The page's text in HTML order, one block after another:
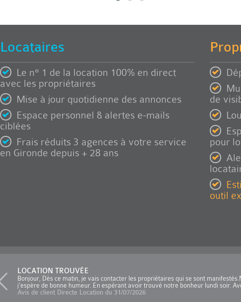
Locataires
Le n° 1 de la location 100% en direct
avec les propriétaires
Mise à jour quotidienne des annonces
Espace personnel & alertes e-mails
ciblées
Frais réduits 3 agences à votre service
en Gironde depuis + 28 ans
de
pour
outil
LOCATION TROUVÉE
Bonjour, Dès ce matin, je vais contacter les propriétaires qui se sont
j'espère de bonne humeur. En espérant avoir trouvé notre bonheur lundi soir.
Avis de client Directe Location du 31/07/2026